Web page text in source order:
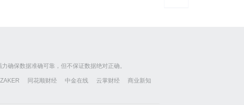
确保数据准确可靠，但不保证数据绝对正确。
ZAKER 同花顺财经 中金在线 云掌财经
商业新知